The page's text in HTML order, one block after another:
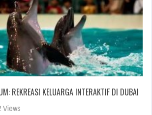
REKREASI KELUARGA INTERAKTIF DI DUBAI
Views